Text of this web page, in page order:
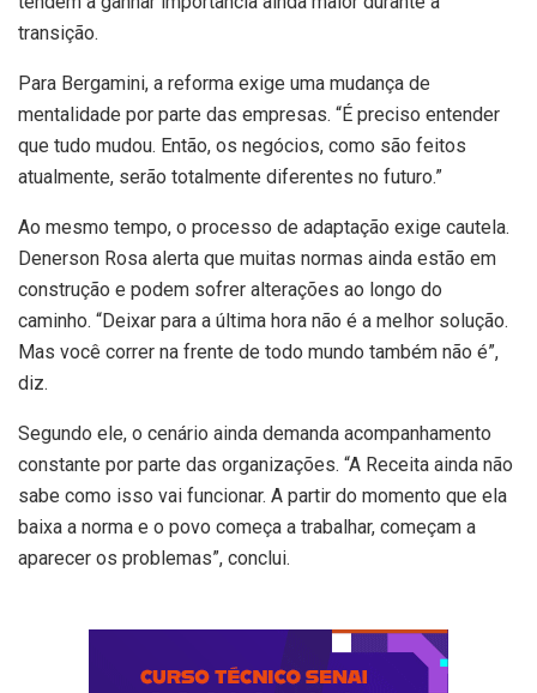
transição.
Para Bergamini, a reforma exige uma mudança de
mentalidade por parte das empresas. “É preciso entender
que tudo mudou. Então, os negócios, como são feitos
atualmente, serão totalmente diferentes no futuro.”
Ao mesmo tempo, o processo de adaptação exige cautela.
Denerson Rosa alerta que muitas normas ainda estão em
construção e podem sofrer alterações ao longo do
caminho. “Deixar para a última hora não é a melhor solução.
Mas você correr na frente de todo mundo também não é”,
diz.
Segundo ele, o cenário ainda demanda acompanhamento
constante por parte das organizações. “A Receita ainda não
sabe como isso vai funcionar. A partir do momento que ela
baixa a norma e o povo começa a trabalhar, começam a
aparecer os problemas”, conclui.